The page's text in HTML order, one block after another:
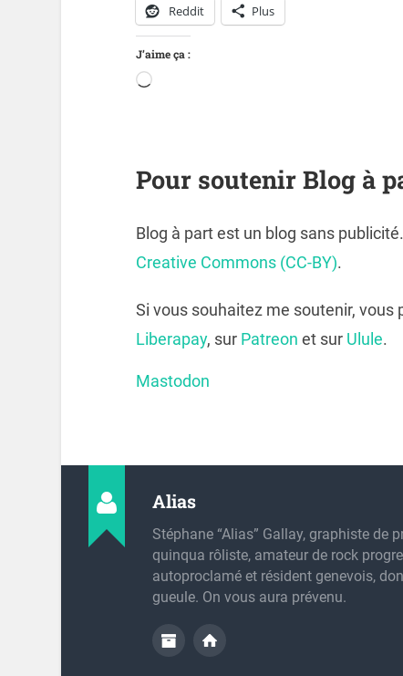
Reddit Plus
J’aime ça :
Pour soutenir Blog à
Blog à part est un blog sans
Creative Commons (CC-BY).
Si vous souhaitez me soutenir,
Liberapay, sur Patreon et sur Ulule.
Mastodon
Alias
Stéphane “Alias” Gallay, graphiste de
quinqua rôliste, amateur de rock
autoproclamé et résident genevois,
gueule. On vous aura prévenu.